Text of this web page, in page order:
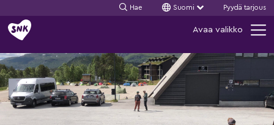
Siirry
sisältöön
Hae Suomi Pyydä tarjous
Avaa valikko